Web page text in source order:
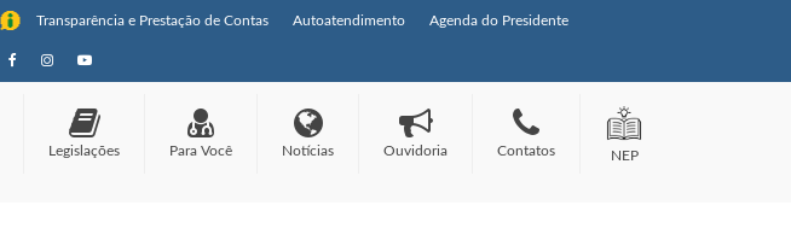
Transparência e Prestação de Contas Autoatendimento Agenda do Presidente
Legislações Para Você Notícias Ouvidoria Contatos NEP